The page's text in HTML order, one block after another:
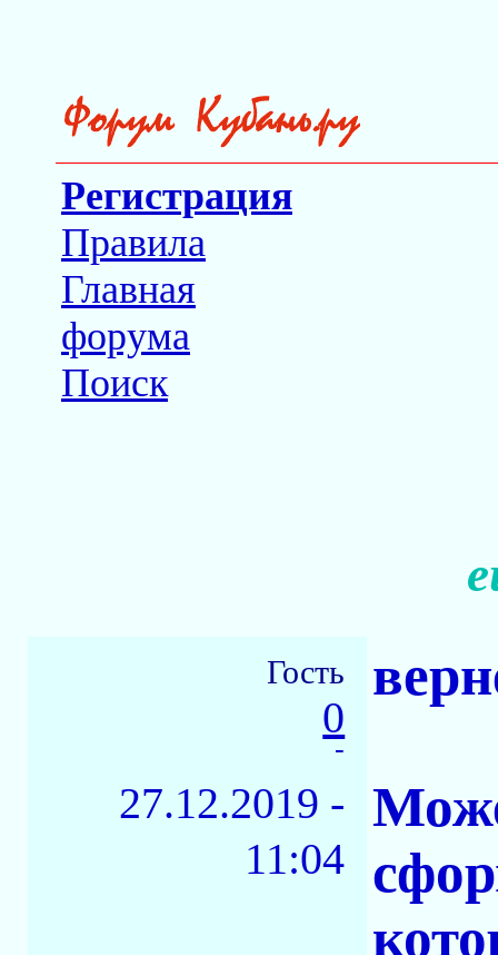
Регистрация
Правила
Главная
форума
Поиск
Гость
0
-
27.12.2019 -
11:04